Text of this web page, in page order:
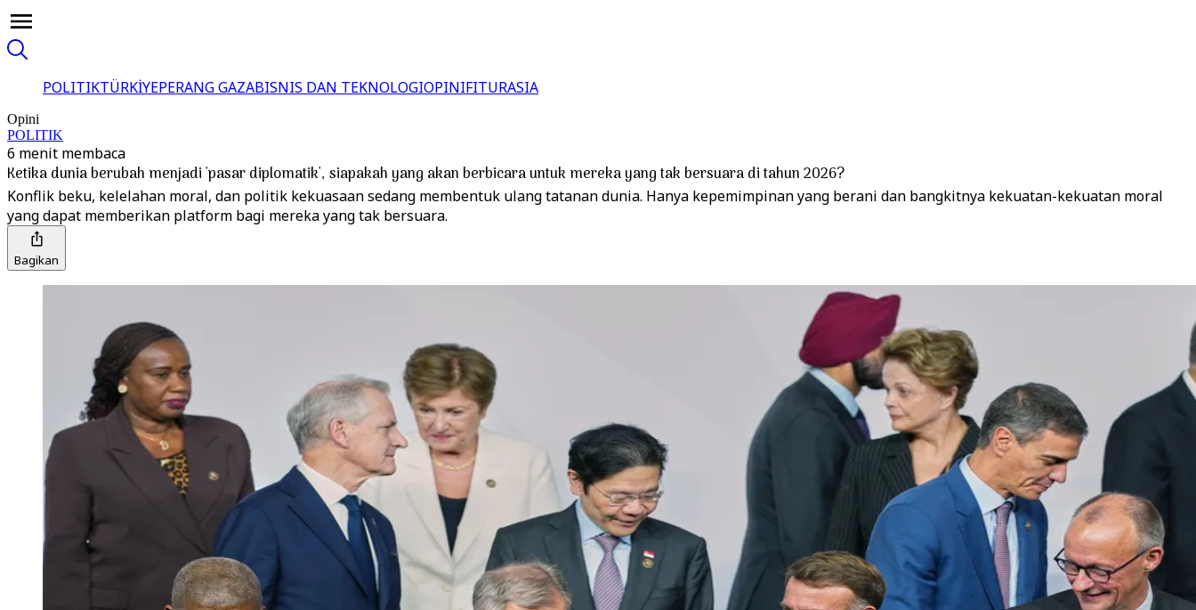
POLITIKTÜRKİYEPERANG GAZABISNIS DAN TEKNOLOGIOPINIFITURASIA
Opini
POLITIK
6 menit membaca
Ketika dunia berubah menjadi 'pasar diplomatik', siapakah yang akan berbicara untuk mereka yang tak bersuara di tahun 2026?
Konflik beku, kelelahan moral, dan politik kekuasaan sedang membentuk ulang tatanan dunia. Hanya kepemimpinan yang berani dan bangkitnya kekuatan-kekuatan moral
yang dapat memberikan platform bagi mereka yang tak bersuara.
Bagikan